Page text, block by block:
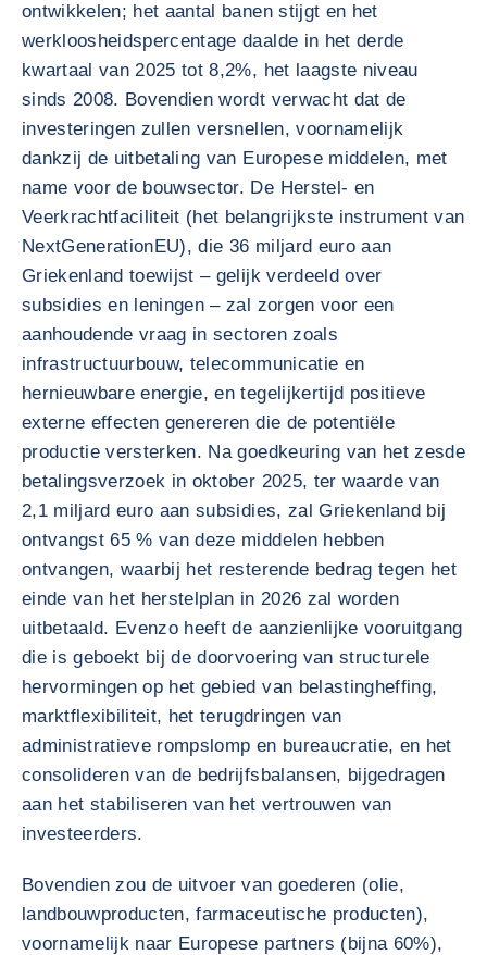
ontwikkelen; het aantal banen stijgt en het
werkloosheidspercentage daalde in het derde
kwartaal van 2025 tot 8,2%, het laagste niveau
sinds 2008. Bovendien wordt verwacht dat de
investeringen zullen versnellen, voornamelijk
dankzij de uitbetaling van Europese middelen, met
name voor de bouwsector. De Herstel- en
Veerkrachtfaciliteit (het belangrijkste instrument van
NextGenerationEU), die 36 miljard euro aan
Griekenland toewijst – gelijk verdeeld over
subsidies en leningen – zal zorgen voor een
aanhoudende vraag in sectoren zoals
infrastructuurbouw, telecommunicatie en
hernieuwbare energie, en tegelijkertijd positieve
externe effecten genereren die de potentiële
productie versterken. Na goedkeuring van het zesde
betalingsverzoek in oktober 2025, ter waarde van
2,1 miljard euro aan subsidies, zal Griekenland bij
ontvangst 65 % van deze middelen hebben
ontvangen, waarbij het resterende bedrag tegen het
einde van het herstelplan in 2026 zal worden
uitbetaald. Evenzo heeft de aanzienlijke vooruitgang
die is geboekt bij de doorvoering van structurele
hervormingen op het gebied van belastingheffing,
marktflexibiliteit, het terugdringen van
administratieve rompslomp en bureaucratie, en het
consolideren van de bedrijfsbalansen, bijgedragen
aan het stabiliseren van het vertrouwen van
investeerders.
Bovendien zou de uitvoer van goederen (olie,
landbouwproducten, farmaceutische producten),
voornamelijk naar Europese partners (bijna 60%),